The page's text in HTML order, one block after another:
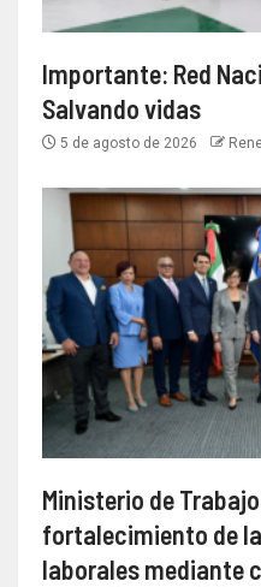
Importante: Red
Salvando vidas
5 de agosto de 2026
Ministerio de
fortalecimiento de
laborales mediante